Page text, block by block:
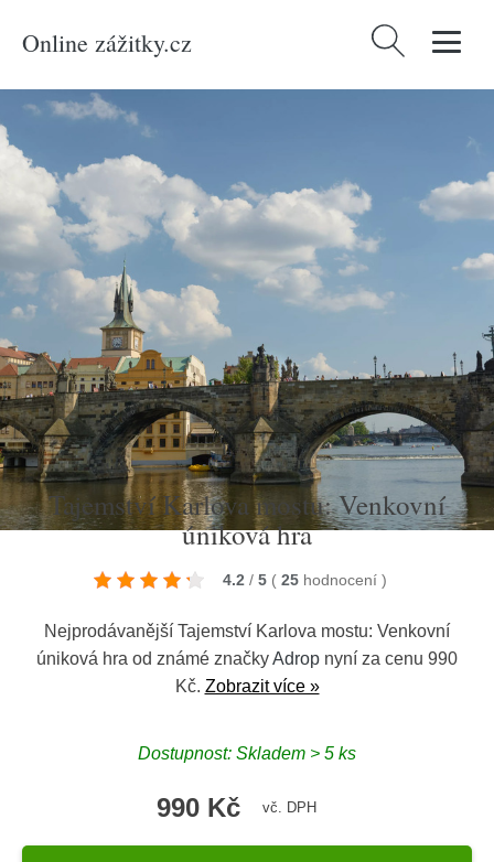
Online zážitky.cz Vyhledávání
Domů/ Produkty
Tajemství Karlova mostu: Venkovní
úniková hra
4.2 / 5 ( 25 hodnocení )
Nejprodávanější Tajemství Karlova mostu: Venkovní
úniková hra od známé značkyAdrop nyní za cenu 990
Kč. Zobrazit více »
Dostupnost: Skladem > 5 ks
990 Kč vč. DPH